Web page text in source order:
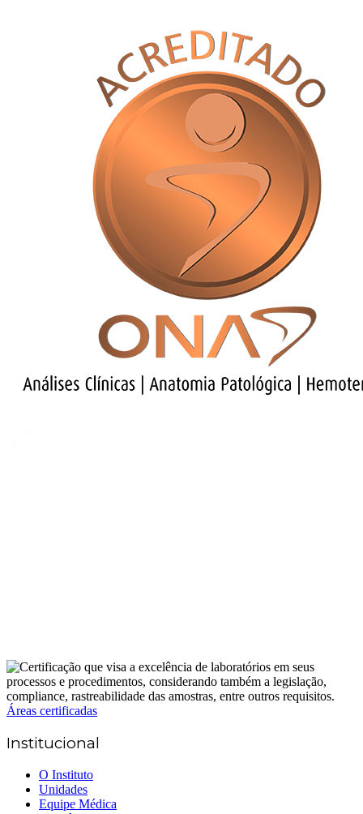
Áreas certificadas
Institucional
O Instituto
Unidades
Equipe Médica